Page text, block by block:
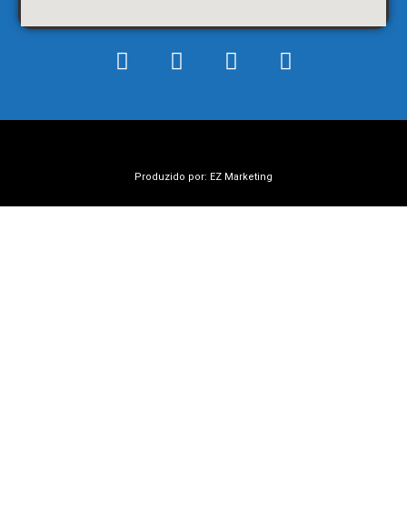
Produzido por: EZ Marketing